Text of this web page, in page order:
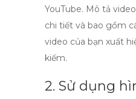
YouTube. Mô tả
chi tiết và bao gồm
video của bạn xuất
kiếm.
2. Sử dụng